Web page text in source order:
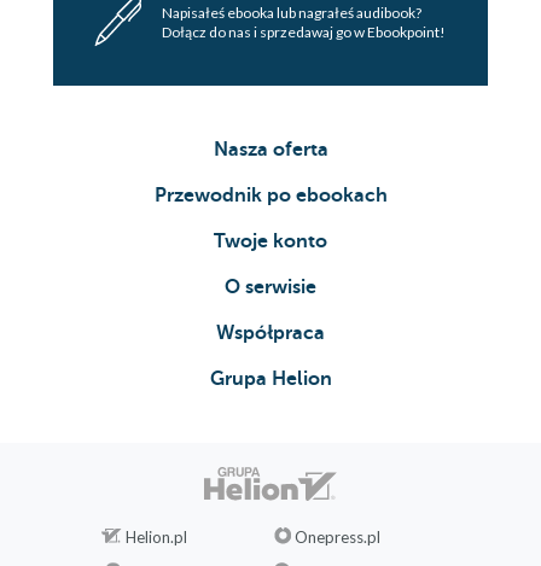
Napisałeś ebooka lub nagrałeś audibook?
Dołącz do nas i sprzedawaj go w Ebookpoint!
Nasza oferta
Przewodnik po ebookach
Twoje konto
O serwisie
Współpraca
Grupa Helion
Helion.pl
Onepress.pl